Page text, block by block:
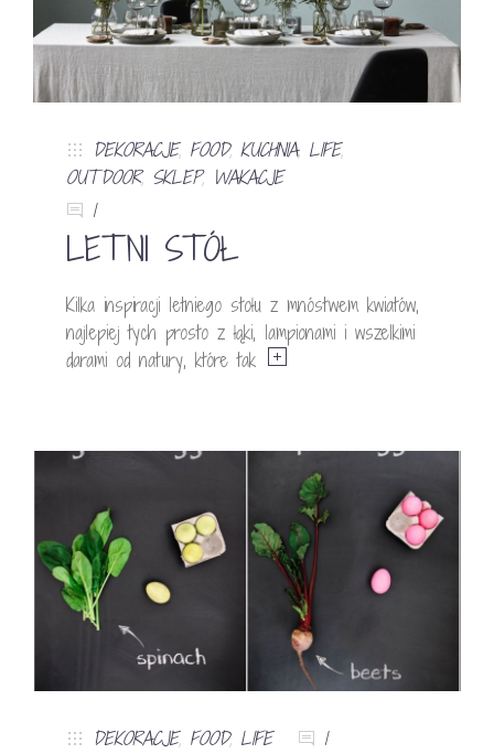
DEKORACJE, FOOD, KUCHNIA, LIFE,
OUTDOOR, SKLEP, WAKACJE
1
LETNI STÓŁ
Kilka inspiracji letniego stołu z mnóstwem kwiatów,
najlepiej tych prosto z łąki, lampionami i wszelkimi
darami od natury, które tak
DEKORACJE, FOOD, LIFE 1